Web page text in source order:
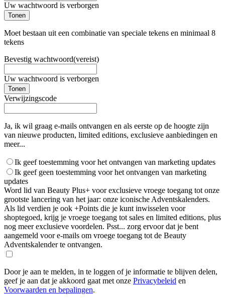
Uw wachtwoord is verborgen
Tonen
Moet bestaan uit een combinatie van speciale tekens en minimaal 8
tekens
Bevestig wachtwoord(vereist)
Uw wachtwoord is verborgen
Tonen
Verwijzingscode
Ja, ik wil graag e-mails ontvangen en als eerste op de hoogte zijn
van nieuwe producten, limited editions, exclusieve aanbiedingen en
meer...
Ik geef toestemming voor het ontvangen van marketing updates
Ik geef geen toestemming voor het ontvangen van marketing
updates
Word lid van Beauty Plus+ voor exclusieve vroege toegang tot onze
grootste lancering van het jaar: onze iconische Adventskalenders.
Als lid verdien je ook +Points die je kunt inwisselen voor
shoptegoed, krijg je vroege toegang tot sales en limited editions, plus
nog meer exclusieve voordelen. Psst... zorg ervoor dat je bent
aangemeld voor e-mails om vroege toegang tot de Beauty
Adventskalender te ontvangen.
Door je aan te melden, in te loggen of je informatie te blijven delen,
geef je aan dat je akkoord gaat met onze Privacybeleid en
Voorwaarden en bepalingen.